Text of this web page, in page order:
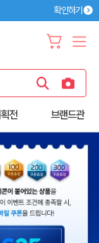
확인하기
전 브랜드관